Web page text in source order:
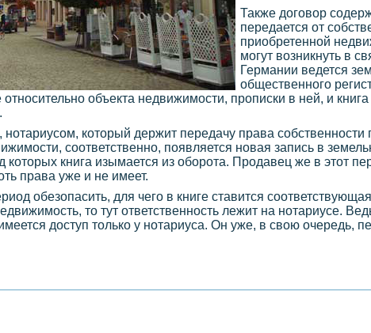
Также договор
передается от
приобретенной
могут возникнуть в
Германии ведется
общественного
объекта недвижимости, прописки в ней, и
нотариусом, который держит передачу права
соответственно, появляется новая запись в
которых книга изымается из оборота. Продавец же в этот
права уже и не имеет.
обезопасить, для чего в книге ставится
то тут ответственность лежит на нотариусе.
доступ только у нотариуса. Он уже, в свою очередь,